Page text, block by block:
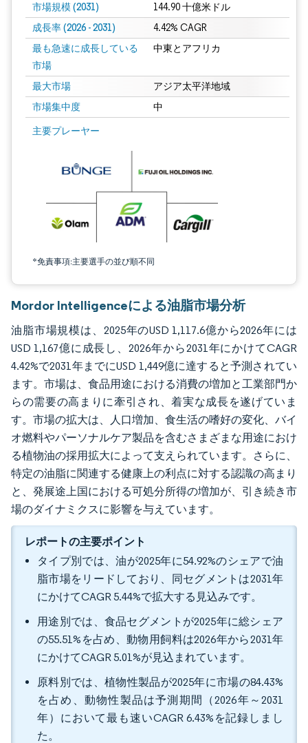
市場規模 (2031) 144.90 十億米ドル
成長率 (2026 - 2031) 4.42% CAGR
最も急速に成長している
市場
中東とアフリカ
最大市場 アジア太平洋地域
市場集中度 中
主要プレーヤー
*免責事項:主要選手の並び順不同
画像 © Mordor Intelligence。再利用にはCC BY 4.0の表示が必要です。
Mordor Intelligenceによる油脂市場分析
油脂市場規模は、2025年のUSD 1,117.6億から2026年には
USD 1,167億に成長し、2026年から2031年にかけてCAGR
4.42%で2031年までにUSD 1,449億に達すると予測されてい
ます。市場は、食品用途における消費の増加と工業部門か
らの需要の高まりに牽引され、着実な成長を遂げていま
す。市場の拡大は、人口増加、食生活の嗜好の変化、バイ
オ燃料やパーソナルケア製品を含むさまざまな用途におけ
る植物油の採用拡大によって支えられています。さらに、
特定の油脂に関連する健康上の利点に対する認識の高まり
と、発展途上国における可処分所得の増加が、引き続き市
場のダイナミクスに影響を与えています。
レポートの主要ポイント
タイプ別では、油が2025年に54.92%のシェアで油
脂市場をリードしており、同セグメントは2031年
にかけてCAGR 5.44%で拡大する見込みです。
用途別では、食品セグメントが2025年に総シェア
の55.51%を占め、動物用飼料は2026年から2031年
にかけてCAGR 5.01%が見込まれています。
原料別では、植物性製品が2025年に市場の84.43%
を占め、動物性製品は予測期間（2026年～2031
年）において最も速いCAGR 6.43%を記録しまし
た。